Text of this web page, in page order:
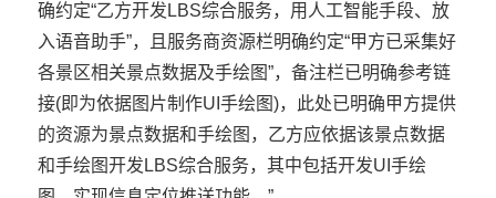
确约定“乙方开发 LBS综合服务，用人工智能手段、放
入语音助手”，且服务商资源栏明确约定“甲方已采集好
各景区相关景点数据及手绘图”，备注栏已明确参考链
接(即为依据图片制作UI手绘图)，此处已明确甲方提供
的资源为景点数据和手绘图，乙方应依据该景点数据
和手绘图开发LBS综合服务，其中包括开发UI手绘